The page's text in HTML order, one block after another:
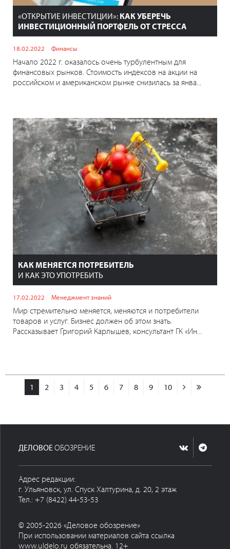
«ОТКРЫТИЕ ИНВЕСТИЦИИ»: КАК УБЕРЕЧЬ
ИНВЕСТИЦИОННЫЙ ПОРТФЕЛЬ ОТ СТРЕССА
18.02.2022 Финансы
Начало 2022 г. оказалось очень турбулентным для
финансовых рынков. Стоимость индексов на акции на
российском и американском рынке снизилась за янва...
КАК МЕНЯЕТСЯ ПОТРЕБИТЕЛЬ
И КАК ЭТО УПОТРЕБИТЬ
17.02.2022 Менеджмент знаний
Мир стремительно меняется, меняются и потребители
товаров и услуг. Бизнес должен об этом знать.
Рассказывает Григорий Карлышев, консультант ГК «Ин...
1 2 3 4 5 6 7 8 9 10
ДЕЛОВОЕ ОБОЗРЕНИЕ
Адрес редакции:
г. Ульяновск, ул. Спуск Халтурина, д. 20, 2 этаж
Тел.: +7 (8422) 44-53-53
© 2005-2026 «Деловое обозрение»
При использовании материалов сайта ссылка
www.uldelo.ru обязательна. 12+